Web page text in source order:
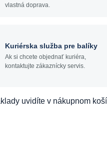
vlastná doprava.
Kuriérska služba pre balíky
Ak si chcete objednať kuriéra,
kontaktujte zákaznícky servis.
uvidíte v nákupnom